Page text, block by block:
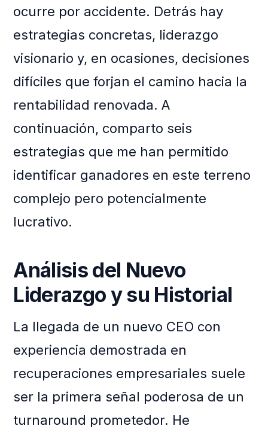
ocurre por accidente. Detrás hay
estrategias concretas, liderazgo
visionario y, en ocasiones, decisiones
difíciles que forjan el camino hacia la
rentabilidad renovada. A
continuación, comparto seis
estrategias que me han permitido
identificar ganadores en este terreno
complejo pero potencialmente
lucrativo.
Análisis del Nuevo
Liderazgo y su Historial
La llegada de un nuevo CEO con
experiencia demostrada en
recuperaciones empresariales suele
ser la primera señal poderosa de un
turnaround prometedor. He